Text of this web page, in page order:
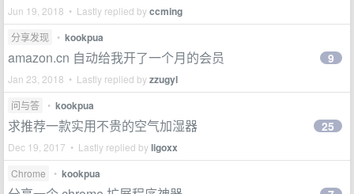
Jun 19, 2018 • Lastly replied byccming
分享发现 • kookpua
amazon.cn 自动给我开了一个月的会员
Jan 23, 2018 • Lastly replied byzzugyl
9
问与答 • kookpua
求推荐一款实用不贵的空气加湿器
Dec 19, 2017 • Lastly replied byligoxx
25
Chrome • kookpua